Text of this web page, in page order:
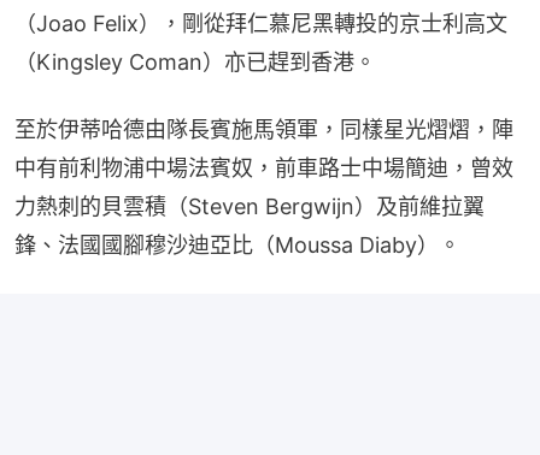
（Joao Felix），剛從拜仁慕尼黑轉投的京士利高文
（Kingsley Coman）亦已趕到香港。
至於伊蒂哈德由隊長賓施馬領軍，同樣星光熠熠，陣
中有前利物浦中場法賓奴，前車路士中場簡迪，曾效
力熱刺的貝雲積（Steven Bergwijn）及前維拉翼
鋒、法國國腳穆沙迪亞比（Moussa Diaby）。